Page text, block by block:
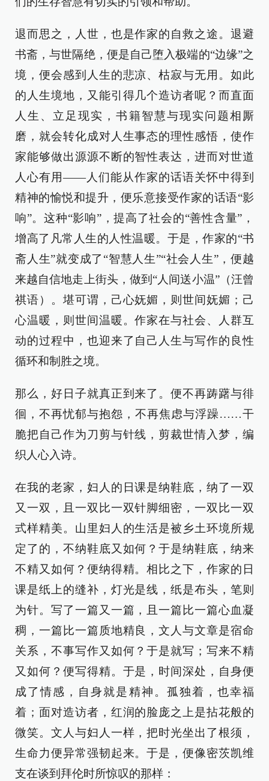
退而思之，人世，也是作家的自救之途。退避
书斋，与世隔绝，便是自己堕入极端的“边缘”之
境，便会感到人生的悲凉、枯寂与无用。如此
的人生境地，又能引得几个造访者呢？而直面
人生、立足现实，书籍智慧与现实问题相厮
磨，就会转化成对人生事态的理性感悟，使作
家能够做出源源不断的智性表达，进而对世道
人心有用——人们能从作家的话语关怀中得到
精神的愉悦和提升，便乐意接受作家的话语“影
响”。这种“影响”，提高了社会的“善性含量”，
增高了凡常人生的人性温暖。于是，作家的“书
斋人生”就变成了“智慧人生”“社会人生”，便越
来越自信地走上街头，做到“人间送小温”（汪曾
祺语）。堪可谓，己心妩媚，则世间妩媚；己
心温暖，则世间温暖。作家在与社会、人群互
动的过程中，也迎来了自己人生与写作的良性
循环和制胜之境。
那么，好日子就真正到来了。便不再踌躇与徘
徊，不再忧郁与抱怨，不再焦虑与浮躁……干
脆把自己作为刀剪与针线，剪裁世情入梦，编
织人心入诗。
在我的老家，妇人的日课是纳鞋底，纳了一双
又一双，且一双比一双针脚细密，一双比一双
式样精美。山里妇人的生活是被乡土环境所规
定了的，不纳鞋底又如何？于是纳鞋底，纳来
不精又如何？便纳得精。相比之下，作家的日
课是纸上的缝补，灯光是线，纸是布头，笔则
为针。写了一篇又一篇，且一篇比一篇心血凝
稠，一篇比一篇质地精良，文人与文章是宿命
关系，不事写作又如何？于是就写；写来不精
又如何？便写得精。于是，时间深处，自身便
成了情感，自身就是精神。孤独着，也幸福
着；面对造访者，红润的脸庞之上是拈花般的
微笑。文人与妇人一样，把时光坐出了根须，
生命力便异常强韧起来。于是，便像密茨凯维
支在谈到拜伦时所惊叹的那样：